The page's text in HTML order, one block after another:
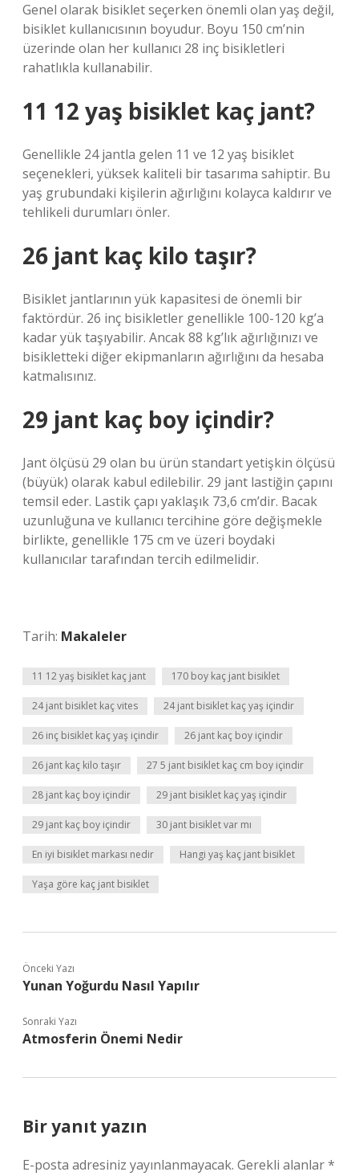
Genel olarak bisiklet seçerken önemli olan yaş değil,
bisiklet kullanıcısının boyudur. Boyu 150 cm’nin
üzerinde olan her kullanıcı 28 inç bisikletleri
rahatlıkla kullanabilir.
11 12 yaş bisiklet kaç jant?
Genellikle 24 jantla gelen 11 ve 12 yaş bisiklet
seçenekleri, yüksek kaliteli bir tasarıma sahiptir. Bu
yaş grubundaki kişilerin ağırlığını kolayca kaldırır ve
tehlikeli durumları önler.
26 jant kaç kilo taşır?
Bisiklet jantlarının yük kapasitesi de önemli bir
faktördür. 26 inç bisikletler genellikle 100-120 kg’a
kadar yük taşıyabilir. Ancak 88 kg’lık ağırlığınızı ve
bisikletteki diğer ekipmanların ağırlığını da hesaba
katmalısınız.
29 jant kaç boy içindir?
Jant ölçüsü 29 olan bu ürün standart yetişkin ölçüsü
(büyük) olarak kabul edilebilir. 29 jant lastiğin çapını
temsil eder. Lastik çapı yaklaşık 73,6 cm’dir. Bacak
uzunluğuna ve kullanıcı tercihine göre değişmekle
birlikte, genellikle 175 cm ve üzeri boydaki
kullanıcılar tarafından tercih edilmelidir.
Tarih: Makaleler
11 12 yaş bisiklet kaç jant 170 boy kaç jant bisiklet
24 jant bisiklet kaç vites 24 jant bisiklet kaç yaş içindir
26 inç bisiklet kaç yaş içindir 26 jant kaç boy içindir
26 jant kaç kilo taşır 27 5 jant bisiklet kaç cm boy içindir
28 jant kaç boy içindir 29 jant bisiklet kaç yaş içindir
29 jant kaç boy içindir 30 jant bisiklet var mı
En iyi bisiklet markası nedir Hangi yaş kaç jant bisiklet
Yaşa göre kaç jant bisiklet
Önceki Yazı
Yunan Yoğurdu Nasıl Yapılır
Sonraki Yazı
Atmosferin Önemi Nedir
Bir yanıt yazın
E-posta adresiniz yayınlanmayacak. Gerekli alanlar*